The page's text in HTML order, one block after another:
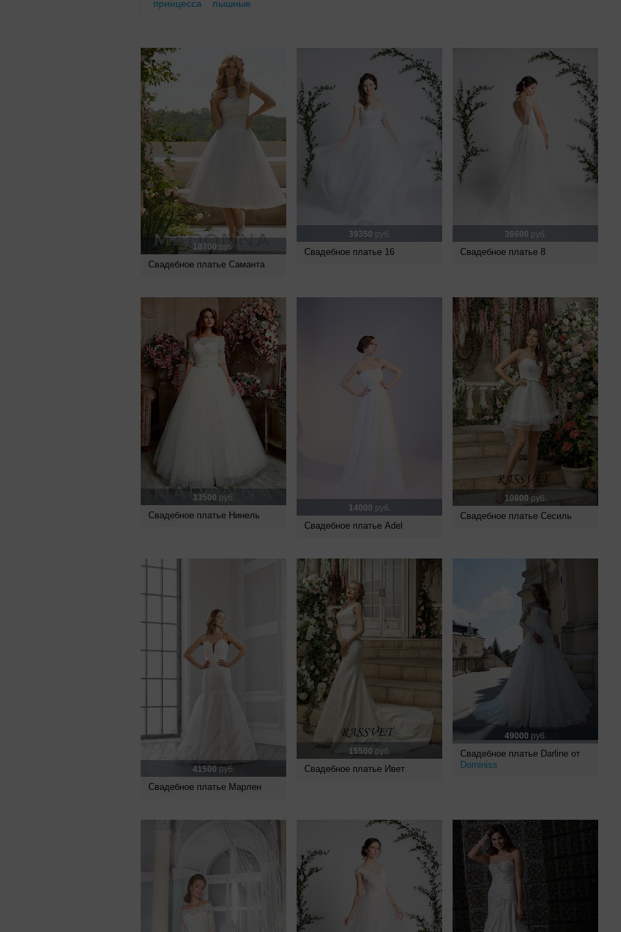
принцесса
пышные
18700 руб.
Свадебное платье Саманта
39350 руб.
Свадебное платье 16
36600 руб.
Свадебное платье 8
33500 руб.
Свадебное платье Нинель
14000 руб.
Свадебное платье Adel
10800 руб.
Свадебное платье Сесиль
41500 руб.
Свадебное платье Марлен
15500 руб.
Свадебное платье Ивет
49000 руб.
Свадебное платье Darline от
Dominiss